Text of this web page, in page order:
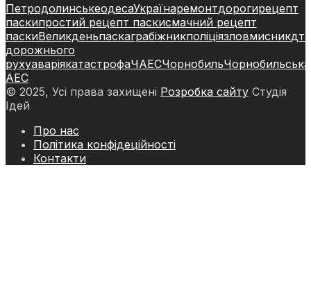
ПетродолинськеодесаУкраїнаремонтдорогирецепт
паскипростий рецепт паскисмачний рецепт
паскиВеликденьпаскаграбіжникполіціязловмисникдтп
дорожнього
рухуаваріякатастрофаЧАЕСЧорнобильЧорнобильська
АЕС
© 2025, Усі права захищені Розробка сайту Студія
Ідей
Про нас
Політика конфідеційності
Контакти